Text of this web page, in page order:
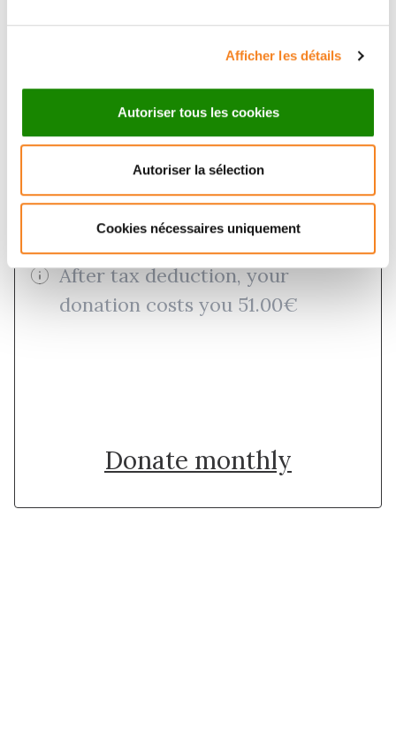
Afficher les détails
Autoriser tous les cookies
Autoriser la sélection
Cookies nécessaires uniquement
Make a donation
50€ 100€ 150€
500€ Montant libre
After tax deduction, your
donation costs you 51.00€
Donate monthly